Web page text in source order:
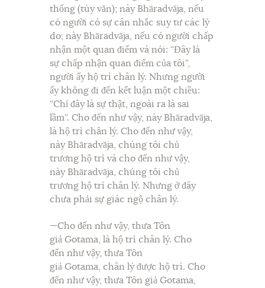
thống (tùy văn); này Bhāradvāja, nếu
có người có sự cân nhắc suy tư các lý
do; này Bhāradvāja, nếu có người chấp
nhận một quan điểm và nói: “Đây là
sự chấp nhận quan điểm của tôi”,
người ấy hộ trì chân lý. Nhưng người
ấy không đi đến kết luận một chiều:
“Chỉ đây là sự thật, ngoài ra là sai
lầm”. Cho đến như vậy, này Bhāradvāja,
là hộ trì chân lý. Cho đến như vậy,
này Bhāradvāja, chúng tôi chủ
trương hộ trì và cho đến như vậy,
này Bhāradvāja, chúng tôi chủ
trương hộ trì chân lý. Nhưng ở đây
chưa phải sự giác ngộ chân lý.
—Cho đến như vậy, thưa Tôn
giả Gotama, là hộ trì chân lý. Cho
đến như vậy, thưa Tôn
giả Gotama, chân lý được hộ trì. Cho
đến như vậy, thưa Tôn giả Gotama,